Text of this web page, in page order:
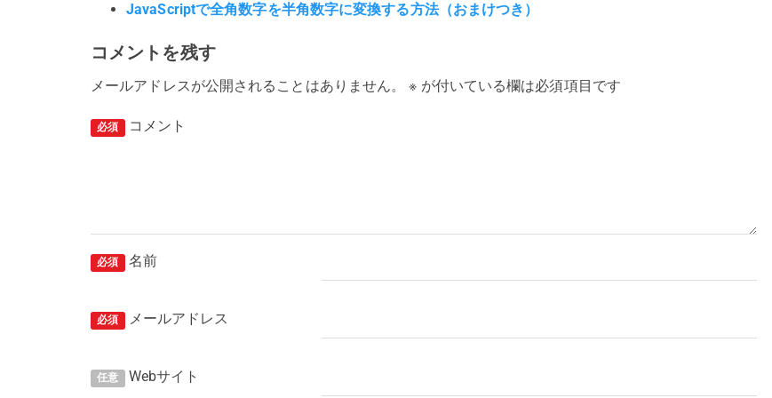
JavaScriptで全角数字を半角数字に変換する方法（おまけつき）
コメントを残す
メールアドレスが公開されることはありません。 ※ が付いている欄は必須項目です
必須 コメント
必須 名前
必須 メールアドレス
任意 Webサイト